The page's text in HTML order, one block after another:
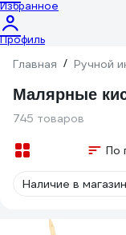
Избранное
Профиль
Главная / Ручной
Малярные
745 товаров
По
Наличие в